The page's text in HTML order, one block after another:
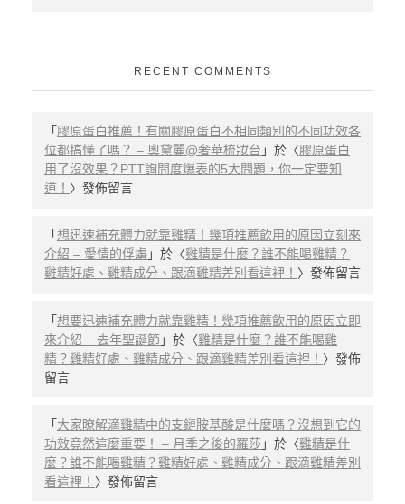
RECENT COMMENTS
「 膠原蛋白推薦！有關膠原蛋白不相同類別的不同功效各
位都搞懂了嗎？ – 奧黛麗@奢華梳妝台 」於〈膠原蛋白
用了沒效果？PTT詢問度爆表的5大問題，你一定要知
道！ 〉發佈留言
「想迅速補充體力就靠雞精！幾項推薦飲用的原因立刻來
介紹 – 愛情的俘虜」於〈雞精是什麼？誰不能喝雞精？
雞精好處、雞精成分、跟滴雞精差別看這裡！ 〉發佈留言
「想要迅速補充體力就靠雞精！幾項推薦飲用的原因立即
來介紹 – 去年聖誕節」於〈雞精是什麼？誰不能喝雞
精？雞精好處、雞精成分、跟滴雞精差別看這裡！ 〉發佈
留言
「 大家瞭解滴雞精中的支鏈胺基酸是什麼嗎？沒想到它的
功效竟然這麼重要！ – 月季之後的羅莎 」於〈雞精是什
麼？誰不能喝雞精？雞精好處、雞精成分、跟滴雞精差別
看這裡！ 〉發佈留言